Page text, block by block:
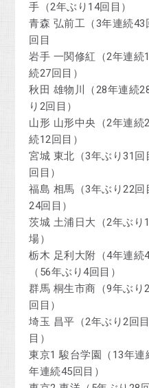
手（2年ぶり14回目）
青森 弘前工（3年連続
回目
岩手 一関修紅（2年連続
続27回目）
秋田 雄物川（28年連続
り2回目）
山形 山形中央（2年連続
続12回目）
宮城 東北（3年ぶり31
回目）
福島 相馬（3年ぶり22
24回目）
茨城 土浦日大（2年ぶり
場）
栃木 足利大附（4年連続
（56年ぶり4回目）
群馬 桐生市商（9年ぶり
回目）
埼玉 昌平（2年ぶり2回
目）
東京1 駿台学園（13年
年連続45回目）